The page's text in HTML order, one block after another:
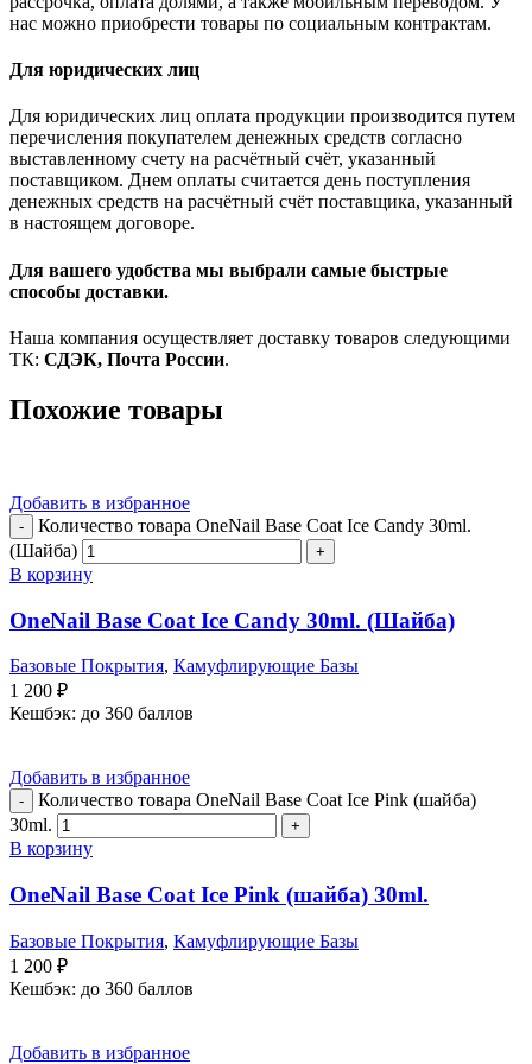
нас можно приобрести товары по социальным контрактам.
Для юридических лиц
Для юридических лиц оплата продукции производится путем
перечисления покупателем денежных средств согласно
выставленному счету на расчётный счёт, указанный
поставщиком. Днем оплаты считается день поступления
денежных средств на расчётный счёт поставщика, указанный
в настоящем договоре.
Для вашего удобства мы выбрали самые быстрые
способы доставки.
Наша компания осуществляет доставку товаров следующими
ТК: СДЭК, Почта России.
Похожие товары
Добавить в избранное
Количество товара OneNail Base Coat Iсe Candy 30ml.
(Шайба)
В корзину
OneNail Base Coat Iсe Candy 30ml. (Шайба)
Базовые Покрытия, Камуфлирующие Базы
1 200 ₽
Кешбэк: до 360 баллов
Добавить в избранное
Количество товара OneNail Base Coat Iсe Pink (шайба)
30ml.
В корзину
OneNail Base Coat Iсe Pink (шайба) 30ml.
Базовые Покрытия, Камуфлирующие Базы
1 200 ₽
Кешбэк: до 360 баллов
Добавить в избранное